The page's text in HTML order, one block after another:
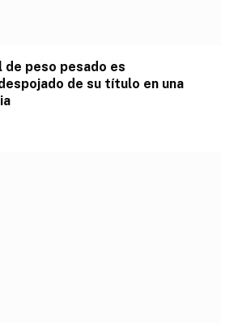
de peso pesado es
de su título en una